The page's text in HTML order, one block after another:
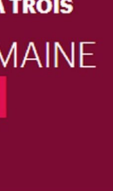
MÉNAGE À TROIS